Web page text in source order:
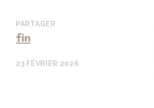
PARTAGER
23 FÉVRIER 2026